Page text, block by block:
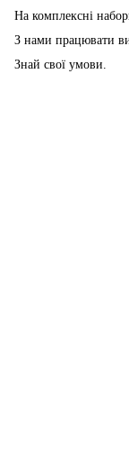
На комплексні
З нами працювати
Знай свої умови.